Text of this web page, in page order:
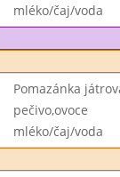
mléko/čaj/voda
Pomazánka
pečivo,ovoce
mléko/čaj/voda